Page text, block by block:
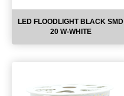
LED FLOODLIGHT BLACK SMD
20 W-WHITE